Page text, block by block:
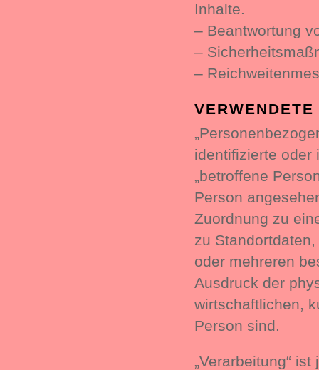
Inhalte.
– Beantwortung
–
–
identifizierte oder
„betroffene
Person
Zuordnung zu
zu
oder mehreren
Ausdruck der
wirtschaftlichen,
Person sind.
„Verarbeitung“